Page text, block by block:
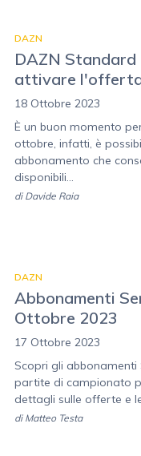
DAZN
DAZN Standard
attivare
18 Ottobre 2023
È un buon momento
ottobre, infatti, è
abbonamento che
disponibili...
di Davide Raia
DAZN
Abbonamenti
Ottobre 2023
17 Ottobre 2023
Scopri gli abbonamenti
partite di campionato
dettagli sulle offerte e
di Matteo Testa